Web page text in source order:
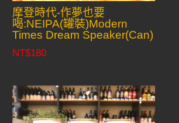
摩登時代-作夢也要
喝:NEIPA(罐裝)Modern
Times Dream Speaker(Can)
NT$180